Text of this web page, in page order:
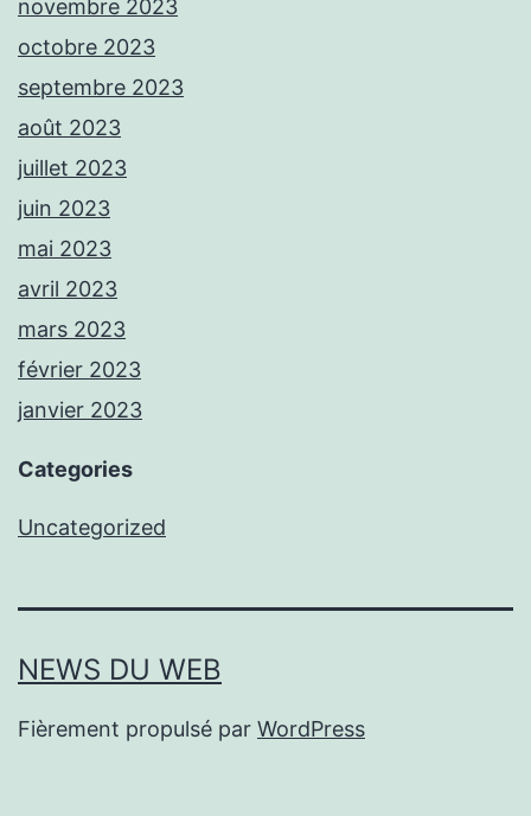
novembre 2023
octobre 2023
septembre 2023
août 2023
juillet 2023
juin 2023
mai 2023
avril 2023
mars 2023
février 2023
janvier 2023
Categories
Uncategorized
NEWS DU WEB
Fièrement propulsé par WordPress